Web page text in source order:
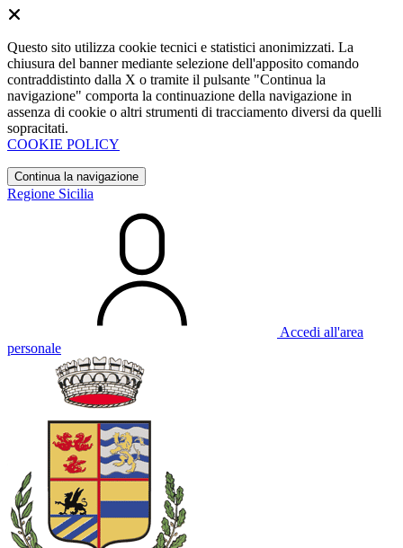
Questo sito utilizza cookie tecnici e statistici anonimizzati. La
chiusura del banner mediante selezione dell'apposito comando
contraddistinto dalla X o tramite il pulsante "Continua la
navigazione" comporta la continuazione della navigazione in
assenza di cookie o altri strumenti di tracciamento diversi da quelli
sopracitati.
COOKIE POLICY
Continua la navigazione
Regione Sicilia
Accedi all'area
personale